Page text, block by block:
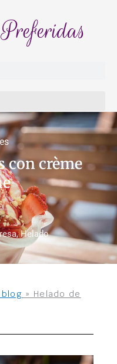
con crème
,Helado
» Helado de